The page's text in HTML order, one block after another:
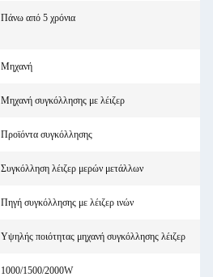
Πάνω από 5 χρόνια
Μηχανή
Μηχανή συγκόλλησης με λέιζερ
Προϊόντα συγκόλλησης
Συγκόλληση λέιζερ μερών μετάλλων
Πηγή συγκόλλησης με λέιζερ ινών
Υψηλής ποιότητας μηχανή συγκόλλησης λέιζερ
1000/1500/2000W